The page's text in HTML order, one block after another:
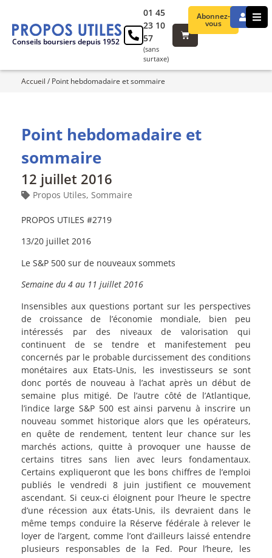
Conseils boursiers depuis 1952
Abonnez-
vous
01 45
23 10
57
(sans
surtaxe)
Accueil / Point hebdomadaire et sommaire
Point hebdomadaire et
sommaire
12 juillet 2016
Propos Utiles, Sommaire
PROPOS UTILES #2719
13/20 juillet 2016
Le S&P 500 sur de nouveaux sommets
Semaine du 4 au 11 juillet 2016
Insensibles aux questions portant sur les perspectives
de croissance de l’économie mondiale, bien peu
intéressés par des niveaux de valorisation qui
continuent de se tendre et manifestement peu
concernés par le probable durcissement des conditions
monétaires aux Etats-Unis, les investisseurs se sont
donc portés de nouveau à l’achat après un début de
semaine plus mitigé. De l’autre côté de l’Atlantique,
l’indice large S&P 500 est ainsi parvenu à inscrire un
nouveau sommet historique alors que les opérateurs,
en quête de rendement, tentent leur chance sur les
marchés actions, quitte à provoquer une hausse de
certains titres sans lien avec leurs fondamentaux.
Certains expliqueront que les bons chiffres de l’emploi
publiés le vendredi 8 juin justifient ce mouvement
ascendant. Si ceux-ci éloignent pour l’heure le spectre
d’une récession aux états-Unis, ils devraient dans le
même temps conduire la Réserve fédérale à relever le
loyer de l’argent, comme l’ont d’ailleurs laissé entendre
plusieurs responsables de la Fed. Pour l’heure, les